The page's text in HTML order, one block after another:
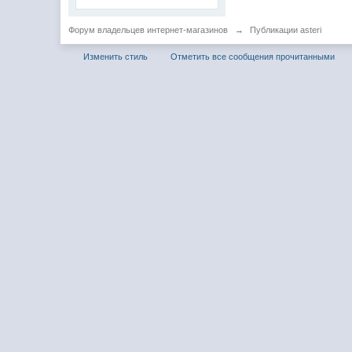
Форум владельцев интернет-магазинов → Публикации asteri
Изменить стиль Отметить все сообщения прочитанными